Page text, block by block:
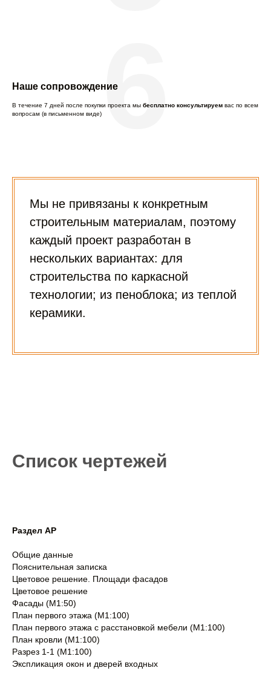
Наше сопровождение
В течение 7 дней после покупки проекта мы бесплатно консультируем вас по всем
вопросам (в письменном виде)6
Мы не привязаны к конкретным
строительным материалам, поэтому
каждый проект разработан в
нескольких вариантах: для
строительства по каркасной
технологии; из пеноблока; из теплой
керамики.
Список чертежей
Раздел АР
Общие данные
Пояснительная записка
Цветовое решение. Площади фасадов
Цветовое решение
Фасады (М1:50)
План первого этажа (М1:100)
План первого этажа с расстановкой мебели (М1:100)
План кровли (М1:100)
Разрез 1-1 (М1:100)
Экспликация окон и дверей входных